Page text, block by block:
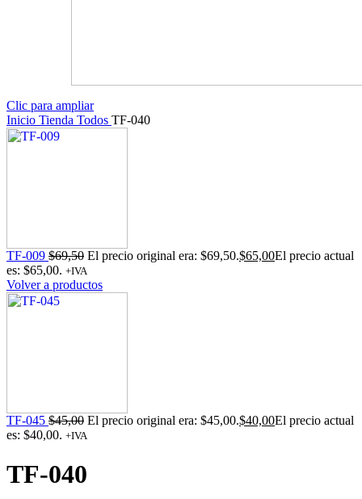
Clic para ampliar
Inicio Tienda Todos TF-040
TF-009 $69,50 El precio original era: $69,50.$65,00El precio actual
es: $65,00. +IVA
Volver a productos
TF-045 $45,00 El precio original era: $45,00.$40,00El precio actual
es: $40,00. +IVA
TF-040